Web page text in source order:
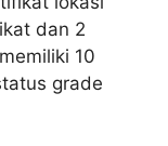
dan 2
10
grade